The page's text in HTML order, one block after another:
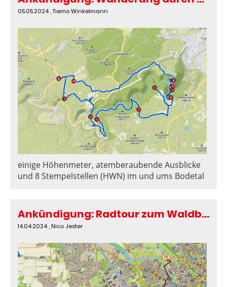
05.05.2024 , Tiemo Winkelmann
einige Höhenmeter, atemberaubende Ausblicke
und 8 Stempelstellen (HWN) im und ums Bodetal
Ankündigung: Radtour zum Waldberg Empelde am 4. Mai 2024
14.04.2024 , Nico Jester